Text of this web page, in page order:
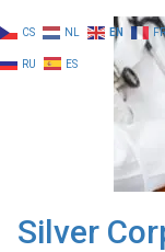
to
content
Silver
CS NL EN FR
RU ES